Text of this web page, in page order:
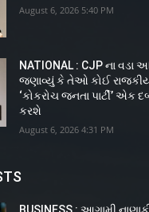
August 6, 2026 5:40 PM
NATIONAL : CJP ના વડા
જણાવ્યું કે તેઓ કોઈ રાજકીય
‘કોકરોચ જનતા પાર્ટી’ એક
કરશે
August 6, 2026 4:31 PM